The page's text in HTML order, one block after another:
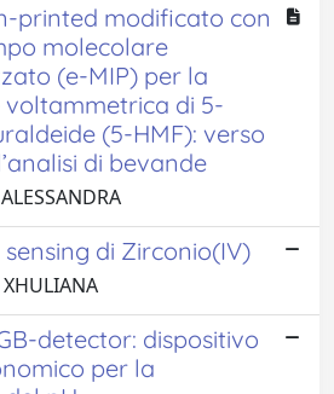
printed modificato con
molecolare
(e-MIP) per la
di 5-
(5-HMF): verso
di bevande
di Zirconio(IV)
detector: dispositivo
per la